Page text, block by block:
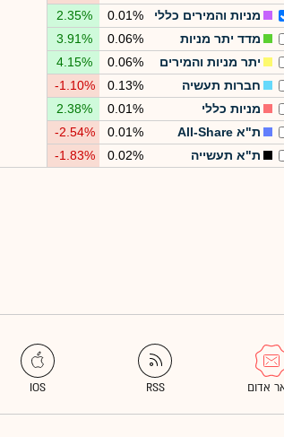
מניות והמירים כללי
0.01%
2.35%
מדד יתר מניות
0.06%
3.91%
יתר מניות והמירים
0.06%
4.15%
חברות תעשיה
0.13%
-1.10%
מניות כללי
0.01%
2.38%
ת"א All-Share
0.01%
-2.54%
ת"א תעשייה
0.02%
-1.83%